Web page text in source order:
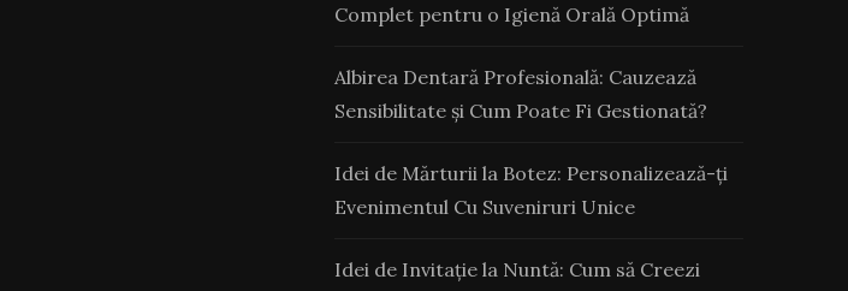
Complet pentru o Igienă Orală Optimă
Albirea Dentară Profesională: Cauzează
Sensibilitate și Cum Poate Fi Gestionată?
Idei de Mărturii la Botez: Personalizează-ți
Evenimentul Cu Suveniruri Unice
Idei de Invitație la Nuntă: Cum să Creezi